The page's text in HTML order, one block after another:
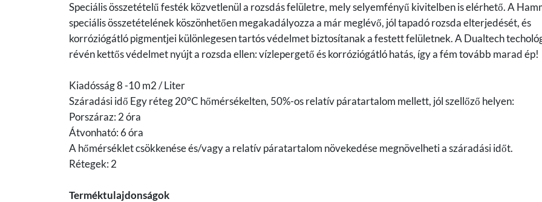
Speciális összetételű festék közvetlenül a rozsdás felületre, mely selyemfényű kivitelben is elérhető. A
speciális összetételének köszönhetően megakadályozza a már meglévő, jól tapadó rozsda elterjedését, és
korróziógátló pigmentjei különlegesen tartós védelmet biztosítanak a festett felületnek. A Dualtech
révén kettős védelmet nyújt a rozsda ellen: vízlepergető és korróziógátló hatás, így a fém tovább marad ép!
Kiadósság 8 -10 m2 / Liter
Száradási idő Egy réteg 20°C hőmérsékelten, 50%-os relatív páratartalom mellett, jól szellőző helyen:
Porszáraz: 2 óra
Átvonható: 6 óra
A hőmérséklet csökkenése és/vagy a relatív páratartalom növekedése megnövelheti a száradási időt.
Rétegek: 2
Terméktulajdonságok